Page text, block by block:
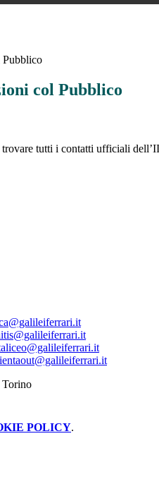
col Pubblico
trovare tutti i contatti ufficiali
Torino
POLICY.